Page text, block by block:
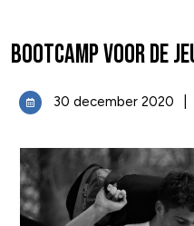
Bootcamp voor de
30 december 2020